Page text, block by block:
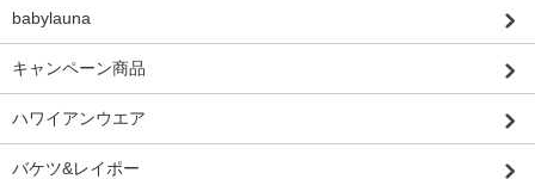
babylauna
キャンペーン商品
ハワイアンウエア
バケツ&レイポー